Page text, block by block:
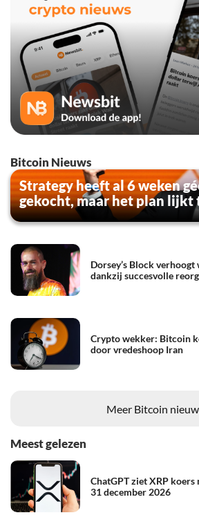
Bitcoin Nieuws
Strategy heeft al 6 weken
gekocht, maar het plan lijkt
Dorsey’s Block
dankzij succesvolle
Crypto wekker: Bitcoin
door vredeshoop Iran
Meer Bitcoin
Meest gelezen
ChatGPT ziet XRP
31 december 2026